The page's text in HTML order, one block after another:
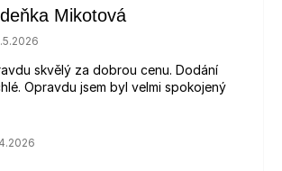
Mikotová
obchodu je 5 z 5 hvězdiček.
skvělý za dobrou cenu. Dodání
Opravdu jsem byl velmi spokojený
obchodu je 5 z 5 hvězdiček.